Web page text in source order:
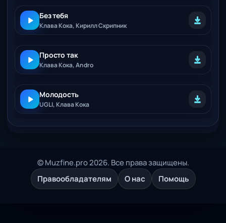
Без тебя
Клава Кока, Кирилл Скрипник
Просто так
Клава Кока, Andro
Молодость
UGLI, Клава Кока
© Muzfine.pro 2026. Все права защищены.
Правообладателям
О нас Помощь